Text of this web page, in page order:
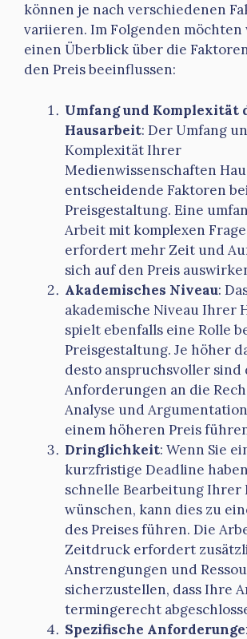
können je nach verschiedenen
variieren. Im Folgenden
einen Überblick über die
den Preis beeinflussen:
Umfang und Komplexität
Hausarbeit: Der Umfang
Komplexität Ihrer
Medienwissenschaften
entscheidende Faktoren
Preisgestaltung. Eine
Arbeit mit komplexen
erfordert mehr Zeit und
sich auf den Preis
Akademisches Niveau:
akademische Niveau Ihrer
spielt ebenfalls eine Rolle
Preisgestaltung. Je höher
desto anspruchsvoller sind
Anforderungen an die
Analyse und
einem höheren Preis
Dringlichkeit: Wenn Sie
kurzfristige Deadline
schnelle Bearbeitung Ihrer
wünschen, kann dies zu
des Preises führen. Die
Zeitdruck erfordert
Anstrengungen und
sicherzustellen, dass Ihre
termingerecht
Spezifische